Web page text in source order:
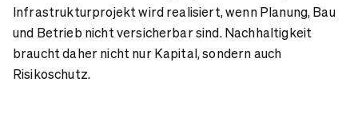
Infrastrukturprojekt wird realisiert, wenn Planung, Bau
und Betrieb nicht versicherbar sind. Nachhaltigkeit
braucht daher nicht nur Kapital, sondern auch
Risikoschutz.